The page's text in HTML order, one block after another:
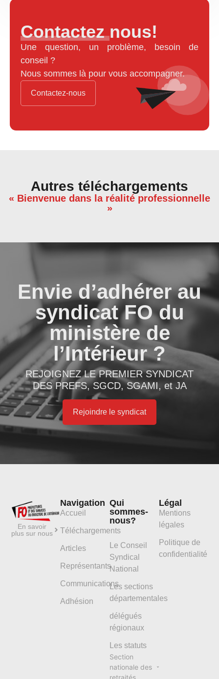
Contactez nous!
Une question, un problème, besoin de
conseil ?
Nous sommes là pour vous accompagner.
Contactez-nous
Autres téléchargements
« Bienvenue dans la réalité professionnelle
»
Envie d’adhérer au
syndicat FO du
ministère de
l’Intérieur ?
REJOIGNEZ LE PREMIER SYNDICAT
DES PREFS, SGCD, SGAMI, et JA
Rejoindre le syndicat
En savoir
plus sur nous
Navigation
Accueil
Téléchargements
Articles
Représentants
Communications
Adhésion
Qui
sommes-
nous?
Le Conseil
Syndical
National
Les sections
départementales
délégués
régionaux
Les statuts
Section
nationale des
retraités
Légal
Mentions
légales
Politique de
confidentialité